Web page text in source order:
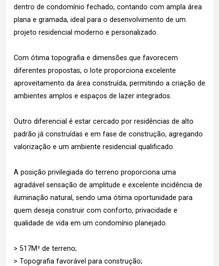
dentro de condomínio fechado, contando com ampla área
plana e gramada, ideal para o desenvolvimento de um
projeto residencial moderno e personalizado.
Com ótima topografia e dimensões que favorecem
diferentes propostas, o lote proporciona excelente
aproveitamento da área construída, permitindo a criação de
ambientes amplos e espaços de lazer integrados.
Outro diferencial é estar cercado por residências de alto
padrão já construídas e em fase de construção, agregando
valorização e um ambiente residencial qualificado.
A posição privilegiada do terreno proporciona uma
agradável sensação de amplitude e excelente incidência de
iluminação natural, sendo uma ótima oportunidade para
quem deseja construir com conforto, privacidade e
qualidade de vida em um condomínio planejado.
> 517M² de terreno;
> Topografia favorável para construção;